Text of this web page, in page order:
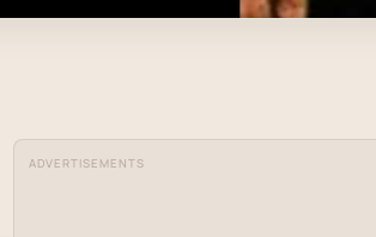
ADVERTISEMENTS